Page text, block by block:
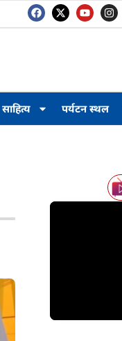
साहित्य पर्यटन स्थल